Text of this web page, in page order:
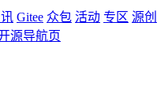
Gitee 众包 活动 专区 源创
源导航页